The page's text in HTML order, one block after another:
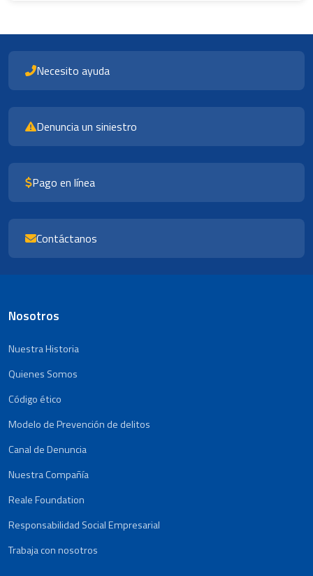
Necesito ayuda
Denuncia un siniestro
Pago en línea
Contáctanos
Nosotros
Nuestra Historia
Quienes Somos
Código ético
Modelo de Prevención de delitos
Canal de Denuncia
Nuestra Compañía
Reale Foundation
Responsabilidad Social Empresarial
Trabaja con nosotros